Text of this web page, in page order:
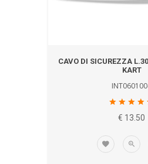
CAVO DI SICUREZZA
KART
€ 13.50